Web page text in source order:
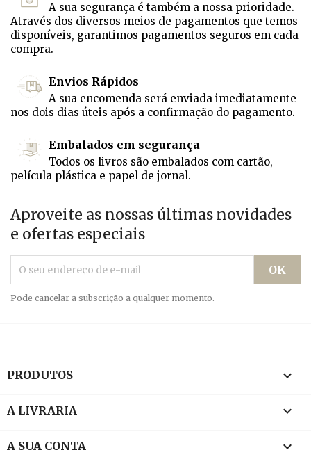
A sua segurança é também a nossa prioridade.
Através dos diversos meios de pagamentos que temos
disponíveis, garantimos pagamentos seguros em cada
compra.
Envios Rápidos
A sua encomenda será enviada imediatamente
nos dois dias úteis após a confirmação do pagamento.
Embalados em segurança
Todos os livros são embalados com cartão,
película plástica e papel de jornal.
Aproveite as nossas últimas novidades
e ofertas especiais
Pode cancelar a subscrição a qualquer momento.
PRODUTOS 
A LIVRARIA 
A SUA CONTA 